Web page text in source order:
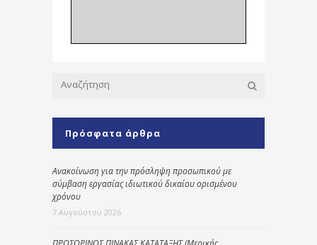
Πρόσφατα άρθρα
Ανακοίνωση για την πρόσληψη προσωπικού με
σύμβαση εργασίας ιδιωτικού δικαίου ορισμένου
χρόνου
7 Αυγούστου 2026